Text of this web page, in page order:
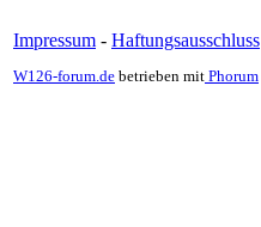
Impressum - Haftungsausschluss
W126-forum.de betrieben mit Phorum